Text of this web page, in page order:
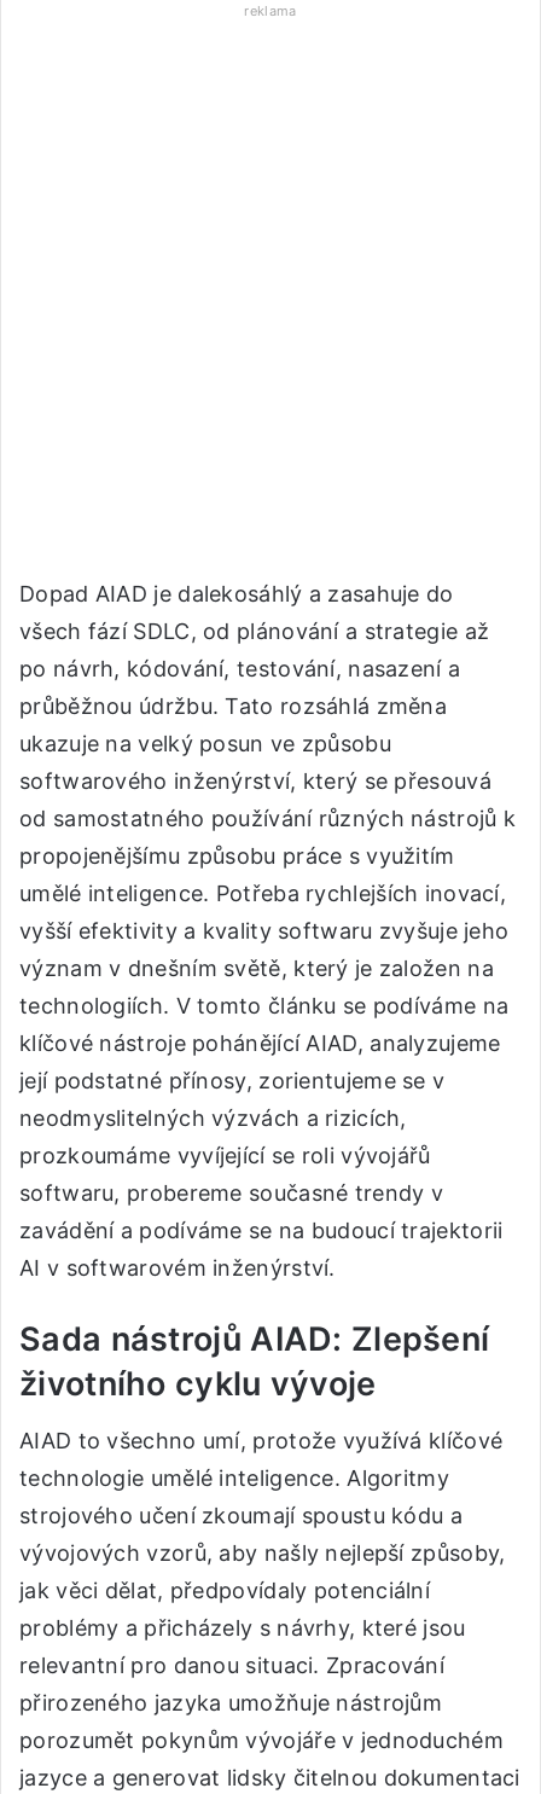
reklama
Dopad AIAD je dalekosáhlý a zasahuje do
všech fází SDLC, od plánování a strategie až
po návrh, kódování, testování, nasazení a
průběžnou údržbu. Tato rozsáhlá změna
ukazuje na velký posun ve způsobu
softwarového inženýrství, který se přesouvá
od samostatného používání různých nástrojů k
propojenějšímu způsobu práce s využitím
umělé inteligence. Potřeba rychlejších inovací,
vyšší efektivity a kvality softwaru zvyšuje jeho
význam v dnešním světě, který je založen na
technologiích. V tomto článku se podíváme na
klíčové nástroje pohánějící AIAD, analyzujeme
její podstatné přínosy, zorientujeme se v
neodmyslitelných výzvách a rizicích,
prozkoumáme vyvíjející se roli vývojářů
softwaru, probereme současné trendy v
zavádění a podíváme se na budoucí trajektorii
AI v softwarovém inženýrství.
Sada nástrojů AIAD: Zlepšení
životního cyklu vývoje
AIAD to všechno umí, protože využívá klíčové
technologie umělé inteligence. Algoritmy
strojového učení zkoumají spoustu kódu a
vývojových vzorů, aby našly nejlepší způsoby,
jak věci dělat, předpovídaly potenciální
problémy a přicházely s návrhy, které jsou
relevantní pro danou situaci. Zpracování
přirozeného jazyka umožňuje nástrojům
porozumět pokynům vývojáře v jednoduchém
jazyce a generovat lidsky čitelnou dokumentaci